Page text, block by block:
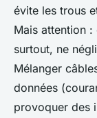
évite les trous
Mais attention
surtout, ne
Mélanger
données
provoquer des